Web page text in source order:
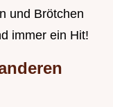
und Brötchen
immer ein Hit!